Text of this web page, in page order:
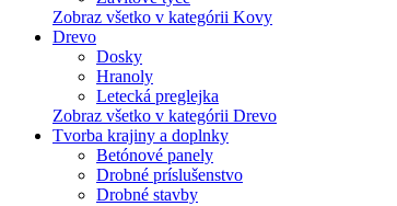
Zobraz všetko v kategórii Kovy
Drevo
Dosky
Hranoly
Letecká preglejka
Zobraz všetko v kategórii Drevo
Tvorba krajiny a doplnky
Betónové panely
Drobné príslušenstvo
Drobné stavby